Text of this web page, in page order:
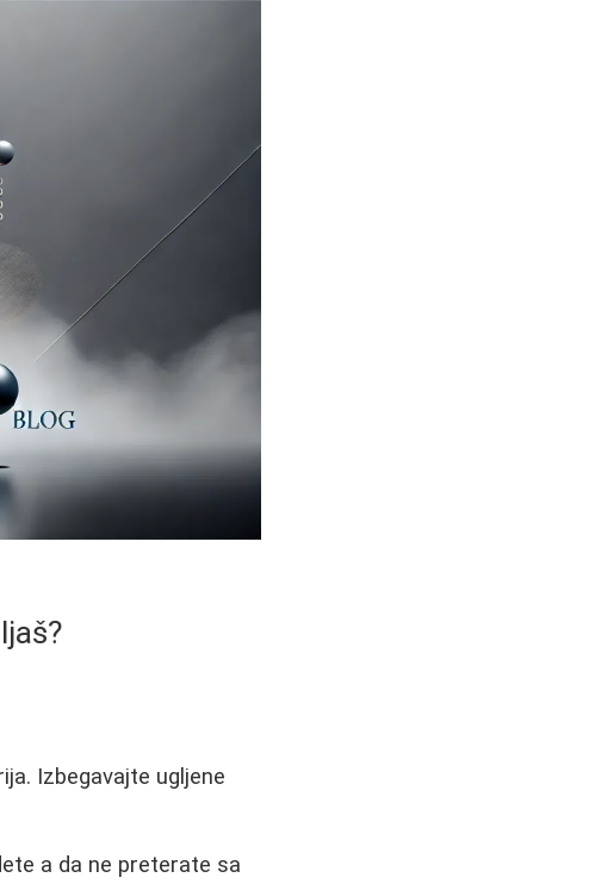
Izbegavajte ugljene
a da ne preterate sa